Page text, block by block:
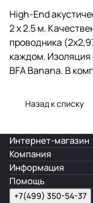
High-End
2 х 2.5 м.
проводника
каждом. Изоляция
BFA Banana. В
Назад к списку
Интернет-магазин
Компания
Информация
Помощь
+7(499) 350-54-37